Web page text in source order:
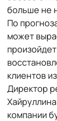
больше не
По
может
клиентов
Директор
компании